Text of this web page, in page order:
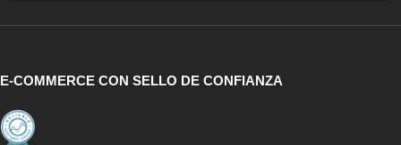
E-COMMERCE CON SELLO DE CONFIANZA